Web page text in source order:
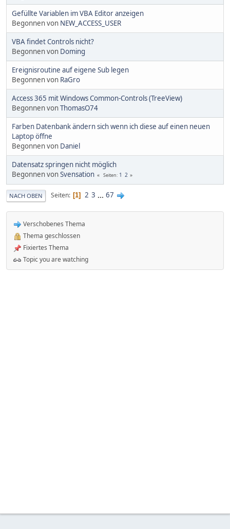
Gefüllte Variablen im VBA Editor anzeigen
Begonnen von NEW_ACCESS_USER
VBA findet Controls nicht?
Begonnen von Doming
Ereignisroutine auf eigene Sub legen
Begonnen von RaGro
Access 365 mit Windows Common-Controls (TreeView)
Begonnen vonThomasO74
Farben Datenbank ändern sich wenn ich diese auf einen neuen
Laptop öffne
Begonnen von Daniel
Datensatz springen nicht möglich
Begonnen vonSvensation Seiten 1 2
NACH OBEN Seiten 1 2 3 ... 67
Verschobenes Thema
Thema geschlossen
Fixiertes Thema
Topic you are watching